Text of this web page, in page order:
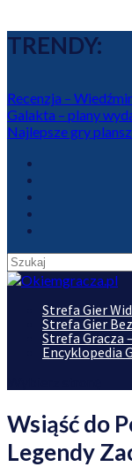
TRENDY:
Recenzja –
Galakta – plany
Najlepsze gry
Strefa Gier
Strefa Gier
Strefa Gracza
Encyklopedia
Wsiąść do
Legendy